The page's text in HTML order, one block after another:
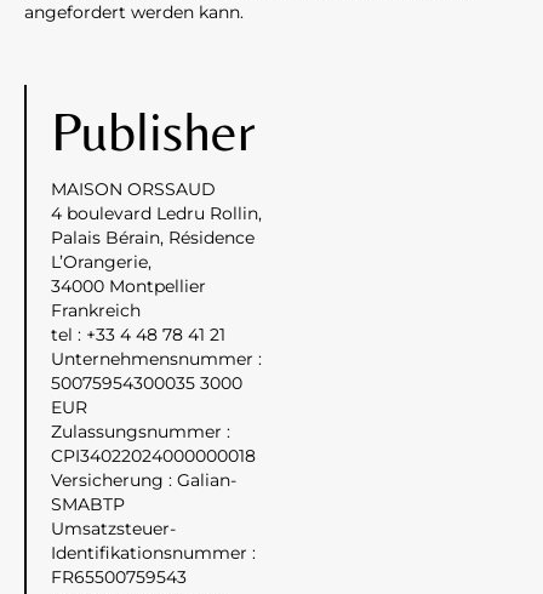
angefordert werden kann.
Publisher
MAISON ORSSAUD
4 boulevard Ledru Rollin,
Palais Bérain, Résidence
L’Orangerie,
34000 Montpellier
Frankreich
tel : +33 4 48 78 41 21
Unternehmensnummer :
50075954300035 3000
EUR
Zulassungsnummer :
CPI34022024000000018
Versicherung : Galian-
SMABTP
Umsatzsteuer-
Identifikationsnummer :
FR65500759543